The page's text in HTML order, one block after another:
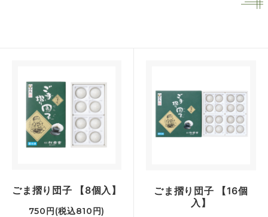
ごま摺り団子 【8個入】
750円(税込810円)
ごま摺り団子 【16個
入】